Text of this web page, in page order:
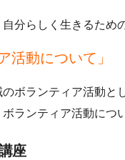
分らしく生きるため
活動について」
ボランティア活動と
ランティア活動につ
座